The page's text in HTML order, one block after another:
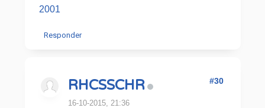
2001
Responder
RHCSSCHR
16-10-2015, 21:36
#30